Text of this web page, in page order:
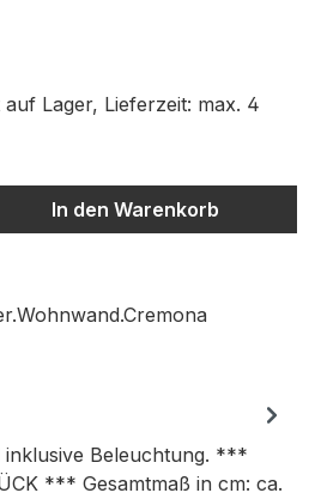
Lager, Lieferzeit: max. 4
Gib den
In den Warenkorb
Beleuchtung. ***
*** Gesamtmaß in cm: ca.